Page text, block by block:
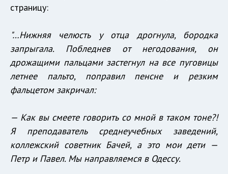
страницу:
"…Нижняя челюсть у отца дрогнула, бородка
запрыгала. Побледнев от негодования, он
дрожащими пальцами застегнул на все пуговицы
летнее пальто, поправил пенсне и резким
фальцетом закричал:
— Как вы смеете говорить со мной в таком тоне?!
Я преподаватель среднеучебных заведений,
коллежский советник Бачей, а это мои дети —
Петр и Павел. Мы направляемся в Одессу.